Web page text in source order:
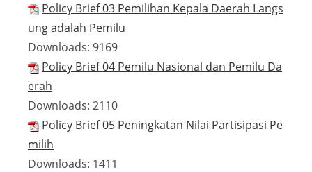
Policy Brief 03 Pemilihan Kepala Daerah Langs
ung adalah Pemilu
Downloads: 9169
Policy Brief 04 Pemilu Nasional dan Pemilu Da
erah
Downloads: 2110
Policy Brief 05 Peningkatan Nilai Partisipasi Pe
milih
Downloads: 1411